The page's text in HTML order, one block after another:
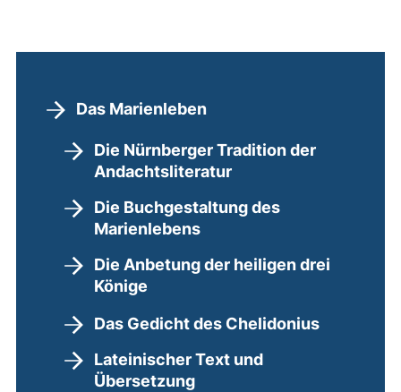
Das Marienleben
Die Nürnberger Tradition der
Andachtsliteratur
Die Buchgestaltung des
Marienlebens
Die Anbetung der heiligen drei
Könige
Das Gedicht des Chelidonius
Lateinischer Text und
Übersetzung